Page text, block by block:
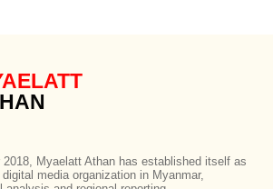
2018, Myaelatt Athan has established itself as
media organization in Myanmar,